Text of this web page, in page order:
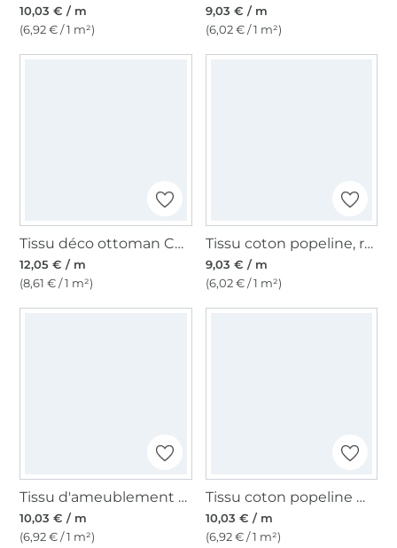
10,03 € / m
(6,92 € / 1 m²)
9,03 € / m
(6,02 € / 1 m²)
Tissu déco ottoman Cercles ethniques Circle Style, bleu
12,05 € / m
(8,61 € / 1 m²)
Tissu coton popeline, rouge fraise
9,03 € / m
(6,02 € / 1 m²)
Tissu d'ameublement enduit Canvas, blanc nature
10,03 € / m
(6,92 € / 1 m²)
Tissu coton popeline mini Coeurs, rose millennial
10,03 € / m
(6,92 € / 1 m²)